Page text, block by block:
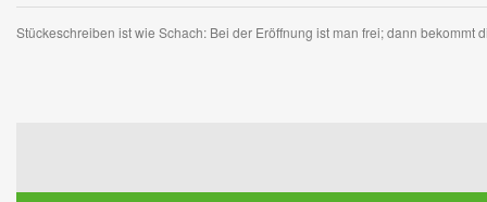
Stückeschreiben ist wie Schach: Bei der Eröffnung ist man frei; dann bekommt